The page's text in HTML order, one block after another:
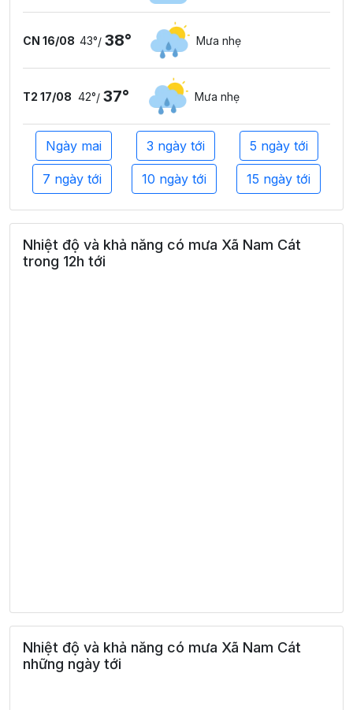
CN 16/08 43°/ 38° Mưa nhẹ
T2 17/08 42°/ 37° Mưa nhẹ
Ngày mai 3 ngày tới 5 ngày tới
7 ngày tới 10 ngày tới 15 ngày tới
Nhiệt độ và khả năng có mưa Xã Nam Cát
trong 12h tới
Nhiệt độ và khả năng có mưa Xã Nam Cát
những ngày tới